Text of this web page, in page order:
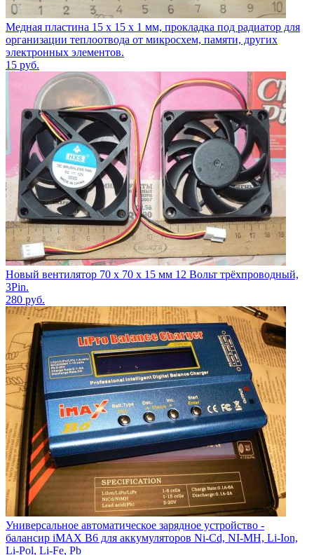
Медная пластина 15 х 15 х 1 мм, прокладка под радиатор для
организации теплоотвода от микросхем, памяти, других
электронных элементов.
15 руб.
Новый вентилятор 70 х 70 х 15 мм 12 Вольт трёхпроводный,
3Pin.
280 руб.
Универсальное автоматическое зарядное устройство -
балансир iMAX B6 для аккумуляторов Ni-Cd, NI-MH, Li-Ion,
Li-Pol, Li-Fe, Pb